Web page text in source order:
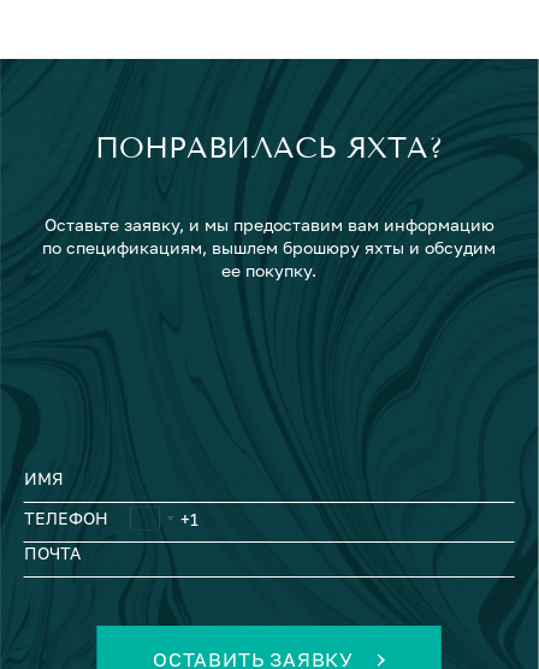
ПОНРАВИЛАСЬ ЯХТА?
Оставьте заявку, и мы предоставим вам информацию
по спецификациям, вышлем брошюру яхты и обсудим
ее покупку.
ИМЯ
ТЕЛЕФОН
ПОЧТА
ОСТАВИТЬ ЗАЯВКУ